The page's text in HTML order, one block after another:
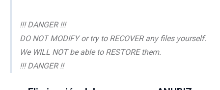
!!! DANGER !!!
DO NOT MODIFY or try to RECOVER any files yourself.
We WILL NOT be able to RESTORE them.
!!! DANGER !!